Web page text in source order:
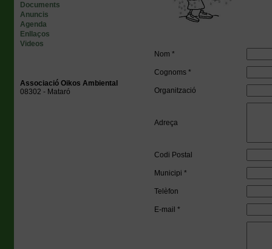
Documents
Anuncis
Agenda
Enllaços
Videos
Associació Oikos Ambiental
08302 - Mataró
Nom *
Cognoms *
Organització
Adreça
Codi Postal
Municipi *
Telèfon
E-mail *